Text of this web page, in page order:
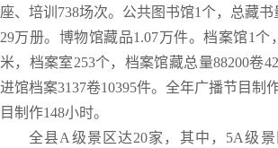
座、培训738场次。公共图书馆1个，总藏
29万册。博物馆藏品1.07万件。档案馆1个
米，档案室253个，档案馆藏总量88200卷
进馆档案3137卷10395件。全年广播节目制
目制作148小时。
全县A级景区达20家，其中，5A级